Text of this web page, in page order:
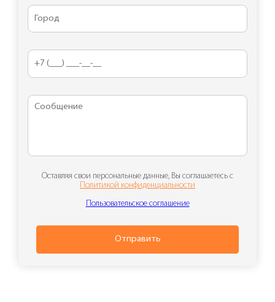
Оставляя свои персональные данные, Вы соглашаетесь с
Политикой конфиденциальности
Пользовательское соглашение
Отправить